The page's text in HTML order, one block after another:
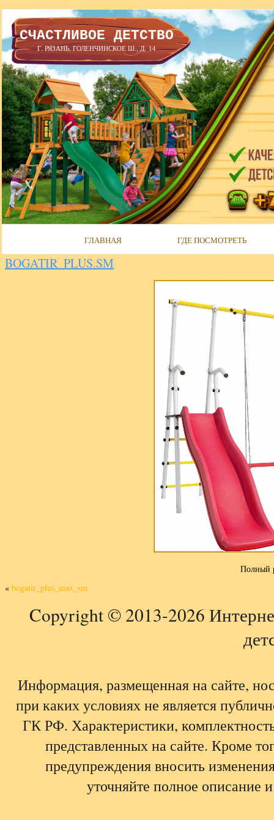
СЧАСТЛИВОЕ ДЕТСТВО
Г. РЯЗАНЬ, ГОЛЕНЧИНСКОЕ Ш., Д. 14
ГЛАВНАЯ ГДЕ ПОСМОТРЕТЬ
BOGATIR_PLUS.SM
Полный
« bogatir_plus_max_sm
Copyright © 2013-2026
Информация, размещенная на сайте,
при каких условиях не является
ГК РФ. Характеристики,
представленных на сайте. Кроме
предупреждения вносить
уточняйте полное описание